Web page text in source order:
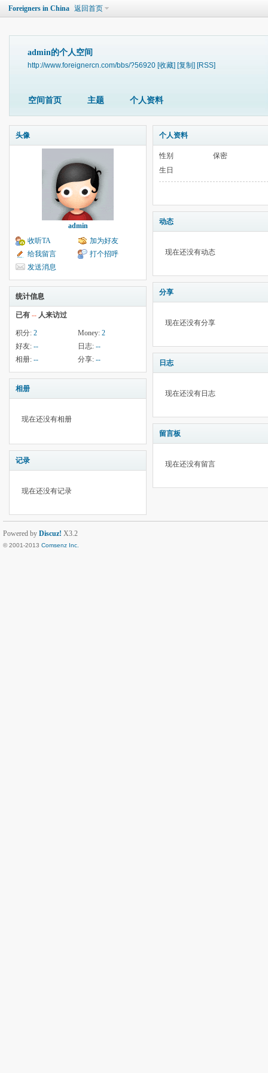
Foreigners in China 返回首页
admin的个人空间
http://www.foreignercn.com/bbs/?56920 [收藏] [复制] [RSS]
空间首页 主题 个人资料
头像
admin
收听TA
加为好友
给我留言
打个招呼
发送消息
统计信息
已有 -- 人来访过
积分: 2 Money: 2
好友: -- 日志: --
相册: -- 分享: --
相册
现在还没有相册
记录
现在还没有记录
个人资料
性别
保密
生日
动态
现在还没有动态
分享
现在还没有分享
日志
现在还没有日志
留言板
现在还没有留言
Powered by Discuz! X3.2
© 2001-2013 Comsenz Inc.